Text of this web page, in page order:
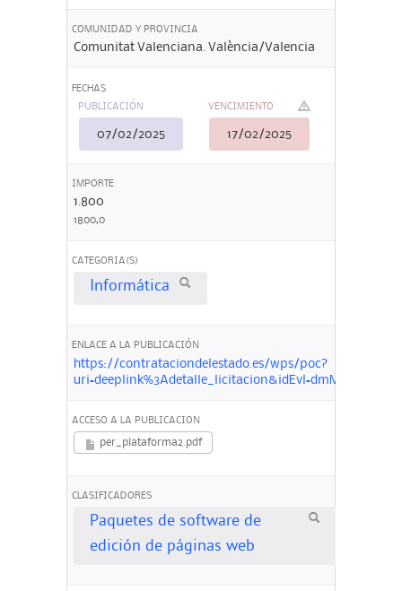
COMUNIDAD Y PROVINCIA
Comunitat Valenciana. València/Valencia
FECHAS
PUBLICACIÓN
07/02/2025
VENCIMIENTO
17/02/2025
IMPORTE
1.800
1800,0
CATEGORIA(S)
Informática
ENLACE A LA PUBLICACIÓN
https://contrataciondelestado.es/wps/poc?
ACCESO A LA PUBLICACION
per_plataforma2.pdf
CLASIFICADORES
Paquetes de software de
edición de páginas web